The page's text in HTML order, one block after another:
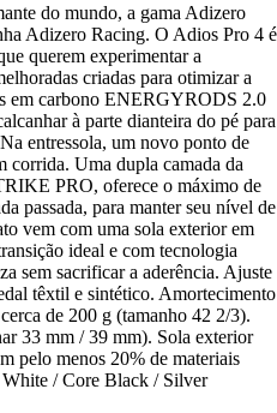
do mundo, a gama Adizero
Adizero Racing. O Adios Pro 4 é
querem experimentar a
criadas para otimizar a
em carbono ENERGYRODS 2.0
à parte dianteira do pé para
entressola, um novo ponto de
corrida. Uma dupla camada da
PRO, oferece o máximo de
passada, para manter seu nível de
vem com uma sola exterior em
ideal e com tecnologia
sem sacrificar a aderência. Ajuste
têxtil e sintético. Amortecimento
de 200 g (tamanho 42 2/3).
33 mm / 39 mm). Sola exterior
pelo menos 20% de materiais
/ Core Black / Silver